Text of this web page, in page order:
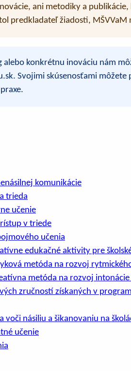
ani metodiky a
predkladateľ žiadosti, MŠVVaM
alebo konkrétnu inováciu nám
Svojimi skúsenosťami
komunikácie
trieda
učenie
v triede
učenia
edukačné aktivity pre
metóda na rozvoj
metóda na rozvoj intonácie
zručností získaných v
voči násiliu a šikanovaniu na
učenie